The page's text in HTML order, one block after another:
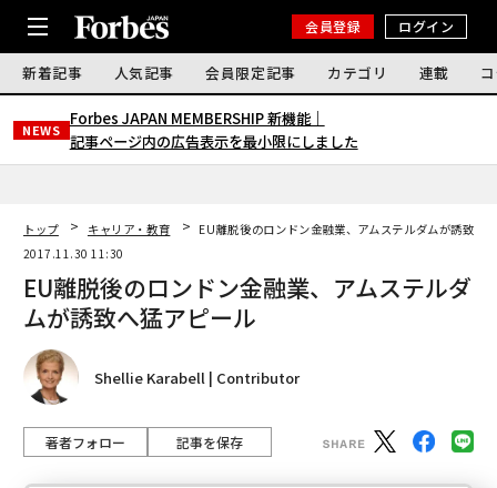
会員登録 ログイン
新着記事 人気記事 会員限定記事 カテゴリ 連載
NEWS
Forbes JAPAN MEMBERSHIP 新機能｜
記事ページ内の広告表示を最小限にしました
トップ キャリア・教育
EU離脱後のロンドン金融業、アムステルダムが誘致へ
2017.11.30 11:30
EU離脱後のロンドン金融業、アムステルダ
ムが誘致へ猛アピール
Shellie Karabell | Contributor
著者フォロー 記事を保存